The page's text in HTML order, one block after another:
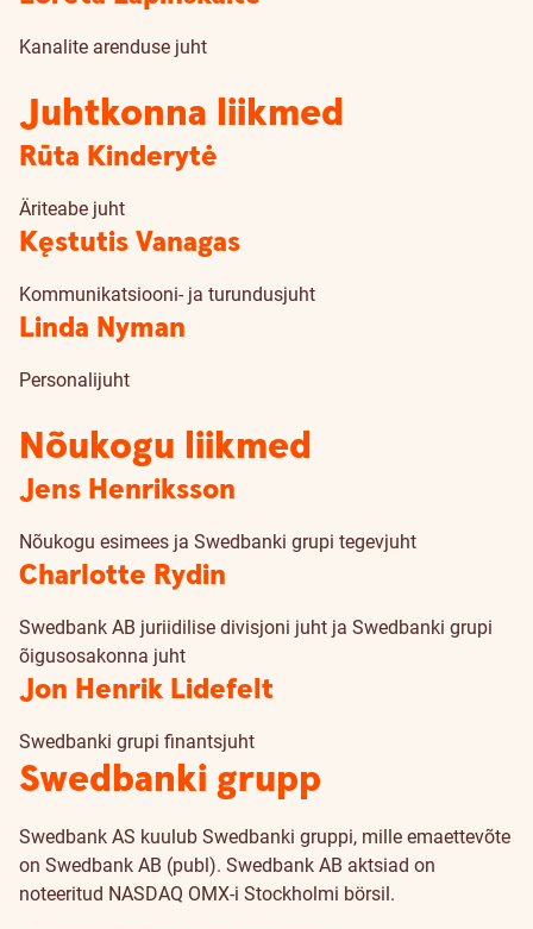
Kanalite arenduse juht
Juhtkonna liikmed
Rūta Kinderytė
Äriteabe juht
Kęstutis Vanagas
Kommunikatsiooni- ja turundusjuht
Linda Nyman
Personalijuht
Nõukogu liikmed
Jens Henriksson
Nõukogu esimees ja Swedbanki grupi tegevjuht
Charlotte Rydin
Swedbank AB juriidilise divisjoni juht ja Swedbanki grupi
õigusosakonna juht
Jon Henrik Lidefelt
Swedbanki grupi finantsjuht
Swedbanki grupp
Swedbank AS kuulub Swedbanki gruppi, mille emaettevõte
on Swedbank AB (publ). Swedbank AB aktsiad on
noteeritud NASDAQ OMX-i Stockholmi börsil.